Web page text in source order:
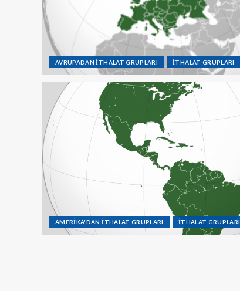
AVRUPADAN İTHALAT GRUPLARI İTHALAT GRUPLARI
AMERİKA'DAN İTHALAT GRUPLARI İTHALAT GRUPLARI